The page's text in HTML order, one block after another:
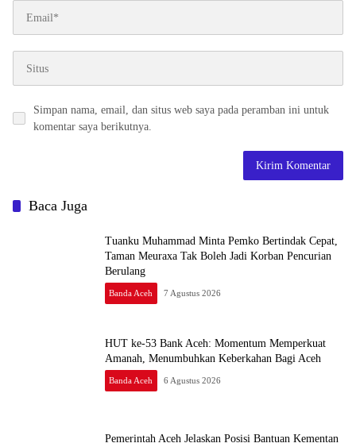
Simpan nama, email, dan situs web saya pada peramban ini untuk
komentar saya berikutnya.
Baca Juga
Tuanku Muhammad Minta Pemko Bertindak Cepat,
Taman Meuraxa Tak Boleh Jadi Korban Pencurian
Berulang
Banda Aceh 7 Agustus 2026
HUT ke-53 Bank Aceh: Momentum Memperkuat
Amanah, Menumbuhkan Keberkahan Bagi Aceh
Banda Aceh 6 Agustus 2026
Pemerintah Aceh Jelaskan Posisi Bantuan Kementan